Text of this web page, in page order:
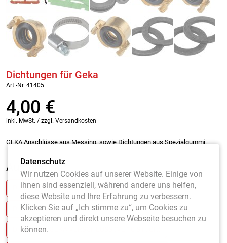
Dichtungen für Geka
Art.-Nr. 41405
4,00 €
inkl. MwSt. / zzgl. Versandkosten
GEKA Anschlüsse aus Messing, sowie Dichtungen aus Spezialgummi.
Ausführung*
DICHTUNG INNENGEWINDE 1 (VE 10 STÜCK)
DICHTUNG FÄCHERDÜSE (VE 5 STÜCK)
DICHTUNG GEKA VERSCHLUSS (VE 10 STÜCK)
Datenschutz
Wir nutzen Cookies auf unserer Website. Einige von
ihnen sind essenziell, während andere uns helfen,
diese Website und Ihre Erfahrung zu verbessern.
Klicken Sie auf „Ich stimme zu“, um Cookies zu
akzeptieren und direkt unsere Webseite besuchen zu
können.